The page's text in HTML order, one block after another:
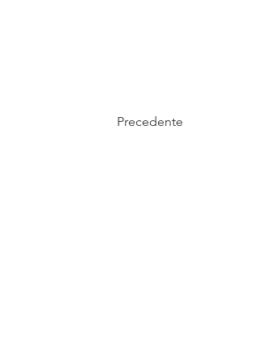
Precedente